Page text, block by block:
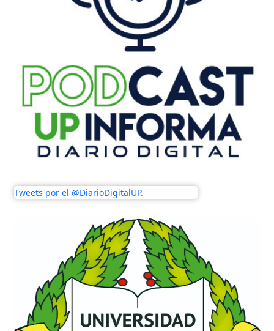
Tweets por el @DiarioDigitalUP.